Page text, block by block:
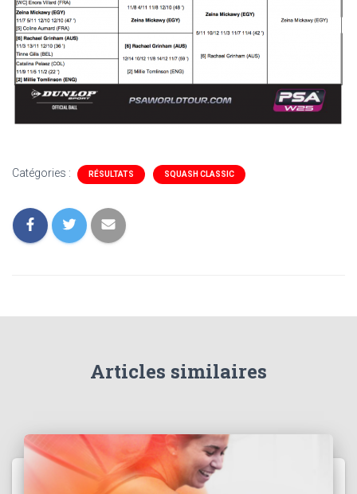
Catégories : RÉSULTATS SQUASH CLASSIC
Articles similaires